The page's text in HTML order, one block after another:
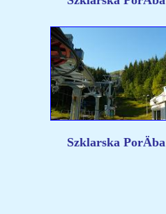
Szklarska PorÄba